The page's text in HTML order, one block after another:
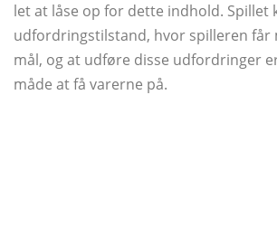
let at låse op for dette indhold. Spillet
udfordringstilstand, hvor spilleren får
mål, og at udføre disse udfordringer
måde at få varerne på.